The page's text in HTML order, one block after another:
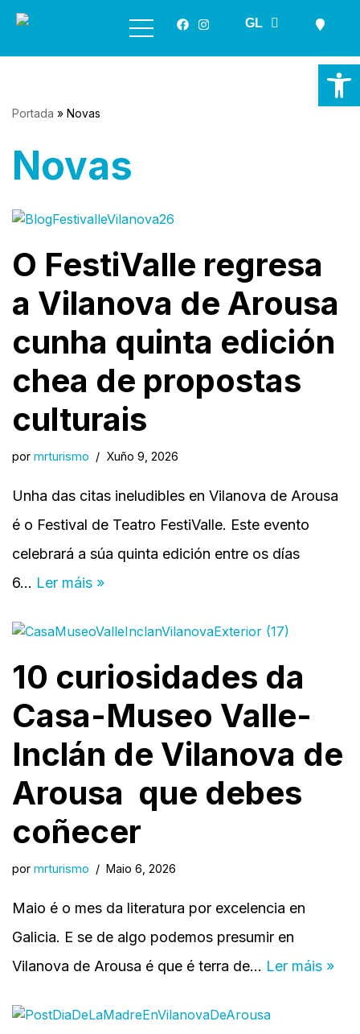
GL
EN
Portada » Novas
Novas
O FestiValle regresa
a Vilanova de Arousa
cunha quinta edición
chea de propostas
culturais
por mrturismo Xuño 9, 2026
Unha das citas ineludibles en Vilanova de Arousa
é o Festival de Teatro FestiValle. Este evento
celebrará a súa quinta edición entre os días
6… Ler máis »
10 curiosidades da
Casa-Museo Valle-
Inclán de Vilanova de
Arousa que debes
coñecer
por mrturismo Maio 6, 2026
Maio é o mes da literatura por excelencia en
Galicia. E se de algo podemos presumir en
Vilanova de Arousa é que é terra de… Ler máis »